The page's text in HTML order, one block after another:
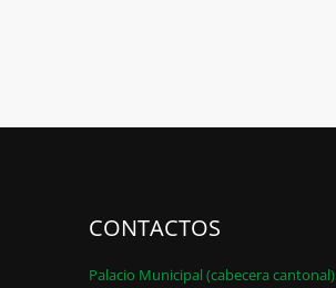
CONTACTOS
Palacio Municipal (cabecera cantonal)